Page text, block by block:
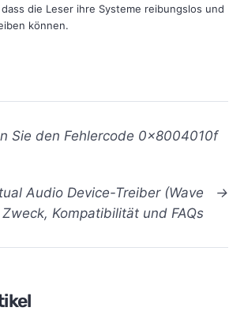
dass die Leser ihre Systeme reibungslos und
können.
Sie den Fehlercode 0x8004010f
→
Audio Device-Treiber (Wave
Kompatibilität und FAQs